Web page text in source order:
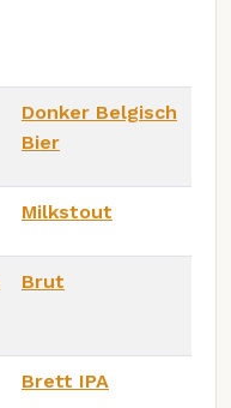
Donker Belgisch
Bier
Milkstout
Brut
Brett IPA